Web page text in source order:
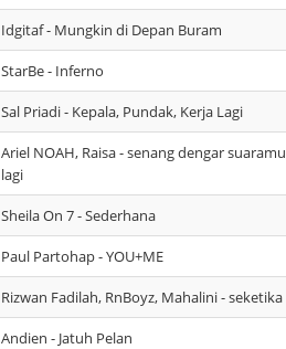
Idgitaf - Mungkin di Depan Buram
StarBe - Inferno
Sal Priadi - Kepala, Pundak, Kerja Lagi
Ariel NOAH, Raisa - senang dengar suaramu
lagi
Sheila On 7 - Sederhana
Paul Partohap - YOU+ME
Rizwan Fadilah, RnBoyz, Mahalini - seketika
Andien - Jatuh Pelan